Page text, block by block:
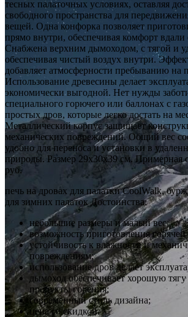
тесных палаточных условиях, оставляя
свободного пространства для
вещей. Одна конфорка позволяет
прямо внутри, обеспечивая комфорт
Снабжена верхним дымоходом, с тягой и
обеспечивая чистый воздух внутри.
добавляет атмосферности пребыванию на
Использование древесины делает
экономически выгодной. Нет нужды
специального горючего или баллонах с
простых дров, которые легко достать на
Металлический корпус защищает
механических повреждений. Общий вес
удобно для переноса и установки в
природы. Размер 29х30х39 см. Примерная
руб.
печь на дровах для палатки CoolWalk,
для зимних палаток Достоинства:
небольшие размеры и малый вес;
возможность приготовления
устойчивость к влажности и
повреждениям;
использование дров делает
дымоход обеспечивает хорошую
продукты горения;
современный стиль дизайна;
цена со скидкой.